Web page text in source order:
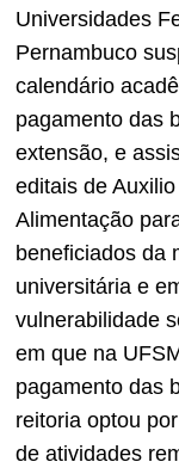
Universidades
Pernambuco
calendário
pagamento das
extensão, e
editais de
Alimentação
beneficiados da
universitária e
vulnerabilidade
em que na
pagamento das
reitoria optou
de atividades